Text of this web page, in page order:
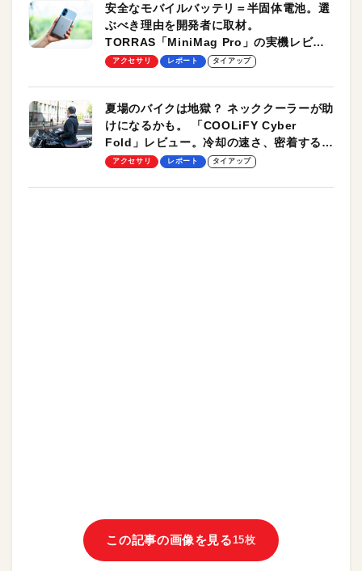
安全なモバイルバッテリ＝半固体電池。選
ぶべき理由を開発者に取材。
TORRAS「MiniMag Pro」の実機レビュ
ーも
アクセサリ レポート タイアップ
夏場のバイクは地獄？ ネッククーラーが助
けになるかも。 「COOLiFY Cyber
Fold」レビュー。冷却の速さ、密着する冷
却プレート、シンプルな操作性がグッド！
アクセサリ レポート タイアップ
この記事の画像を見る 15枚